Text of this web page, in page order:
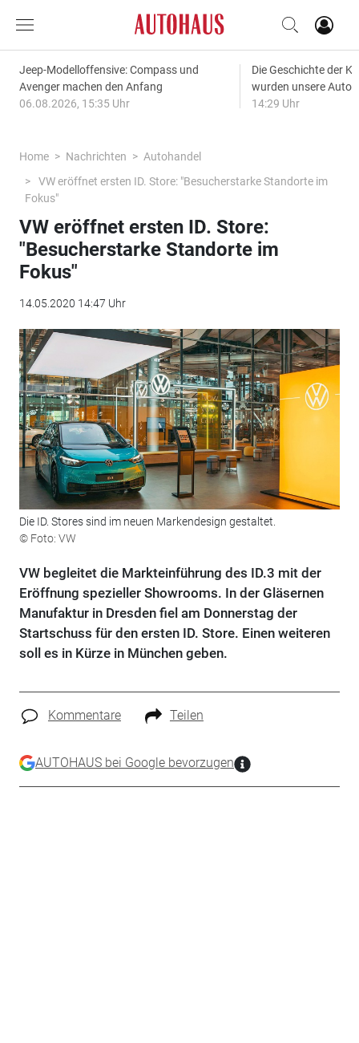
Jeep-Modelloffensive: Compass und
Avenger machen den Anfang
06.08.2026, 15:35 Uhr
Die Geschichte der
wurden unsere
14:29 Uhr
Home Nachrichten
Autohandel
VW eröffnet ersten ID. Store: "Besucherstarke Standorte im
Fokus"
VW eröffnet ersten ID. Store:
"Besucherstarke Standorte im
Fokus"
14.05.2020 14:47 Uhr
Die ID. Stores sind im neuen Markendesign gestaltet.
© Foto: VW
VW begleitet die Markteinführung des ID.3 mit der
Eröffnung spezieller Showrooms. In der Gläsernen
Manufaktur in Dresden fiel am Donnerstag der
Startschuss für den ersten ID. Store. Einen weiteren
soll es in Kürze in München geben.
Kommentare Teilen
AUTOHAUS bei Google bevorzugen